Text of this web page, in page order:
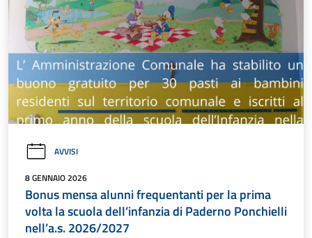
AVVISI
8 GENNAIO 2026
Bonus mensa alunni frequentanti per la prima
volta la scuola dell’infanzia di Paderno Ponchielli
nell’a.s. 2026/2027